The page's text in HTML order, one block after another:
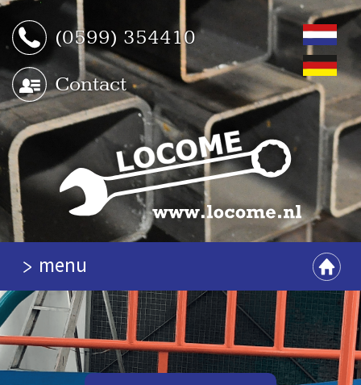
(0599) 354410
Contact
menu